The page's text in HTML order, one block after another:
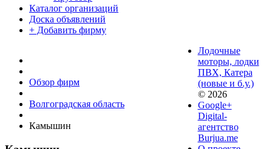
Каталог организаций
Доска объявлений
+ Добавить фирму
Обзор фирм
Волгоградская область
Камышин
Лодочные
моторы, лодки
ПВХ, Катера
(новые и б.у.)
© 2026
Google+
Digital-
агентство
Burjua.me